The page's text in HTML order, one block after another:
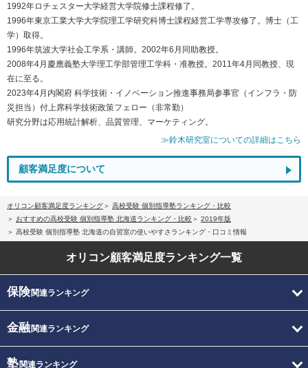
1992年ロチェスター大学経営大学院修士課程修了。
1996年東京工業大学大学院理工学研究科博士課程経営工学専攻修了。博士（工
学）取得。
1996年筑波大学社会工学系・講師。2002年6月同助教授。
2008年4月慶應義塾大学理工学部管理工学科・准教授。2011年4月同教授、現
在に至る。
2023年4月内閣府 科学技術・イノベーション推進事務局参事官（インフラ・防
災担当）付上席科学技術政策フェロー（非常勤）
研究分野は応用統計解析、品質管理、マーケティング。
≫鈴木研究室についての詳細はこちら
顧客満足度について
オリコン顧客満足度ランキング
高校受験 個別指導塾ランキング・比較
おすすめの高校受験 個別指導塾 北海道ランキング・比較
2019年版
高校受験 個別指導塾 北海道の自習室の使いやすさランキング・口コミ情報
オリコン顧客満足度ランキング一覧
保険関連ランキング
金融関連ランキング
塾関連ランキング